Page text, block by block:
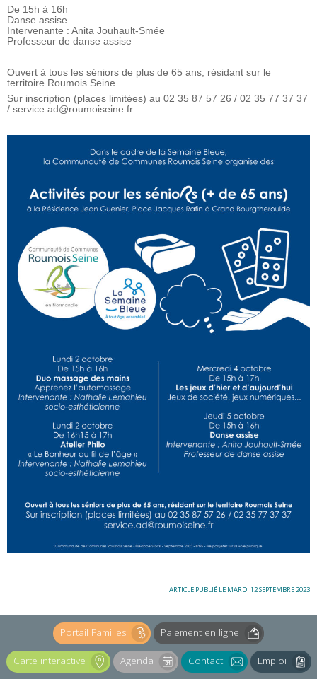
De 15h à 16h
Danse assise
Intervenante : Anita Jouhault-Smée
Professeur de danse assise
Ouvert à tous les séniors de plus de 65 ans, résidant sur le
territoire Roumois Seine.
Sur inscription (places limitées) au 02 35 87 57 26 / 02 35 77 37 37
/ service.ad@roumoiseine.fr
ARTICLE PUBLIÉ LE MARDI 12 SEPTEMBRE 2023
Portail Familles Paiement en ligne
Carte interactive Agenda Contact Emploi